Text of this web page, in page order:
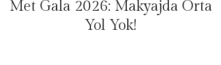
Met Gala 2026: Makyajda Orta
Yol Yok!